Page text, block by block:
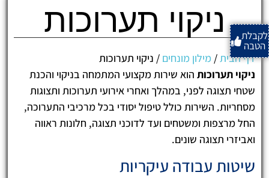
לקבלת
הטבה
ניקוי תערוכות
דף הבית/ מילון מונחים / ניקוי תערוכות
ניקוי תערוכות הוא שירות מקצועי המתמחה בניקוי והכנת
שטחי תצוגה לפני, במהלך ואחרי אירועי תערוכות ותצוגות
מסחריות. השירות כולל טיפול יסודי בכל מרכיבי התערוכה,
החל מרצפות ומשטחים ועד לדוכני תצוגה, חלונות ראווה
ואביזרי תצוגה שונים.
שיטות עבודה עיקריות